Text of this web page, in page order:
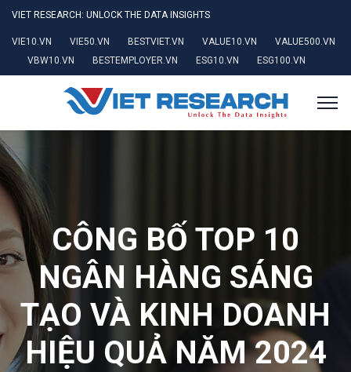
VIET RESEARCH: UNLOCK THE DATA INSIGHTS
VIE10.VN VIE50.VN BESTVIET.VN VALUE10.VN
VALUE500.VN
VBW10.VN
BESTEMPLOYER.VN ESG10.VN ESG100.VN
CÔNG BỐ TOP 10
NGÂN HÀNG SÁNG
TẠO VÀ KINH DOANH
HIỆU QUẢ NĂM 2024